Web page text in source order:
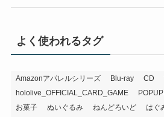
よく使われるタグ
Amazonアパレルシリーズ Blu-ray CD
hololive_OFFICIAL_CARD_GAME
お菓子
ぬいぐるみ ねんどろいど はぐ